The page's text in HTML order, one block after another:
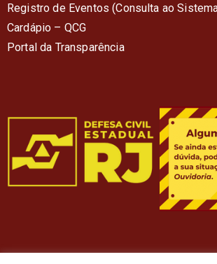
Registro de Eventos (Consulta ao
Cardápio – QCG
Portal da Transparência